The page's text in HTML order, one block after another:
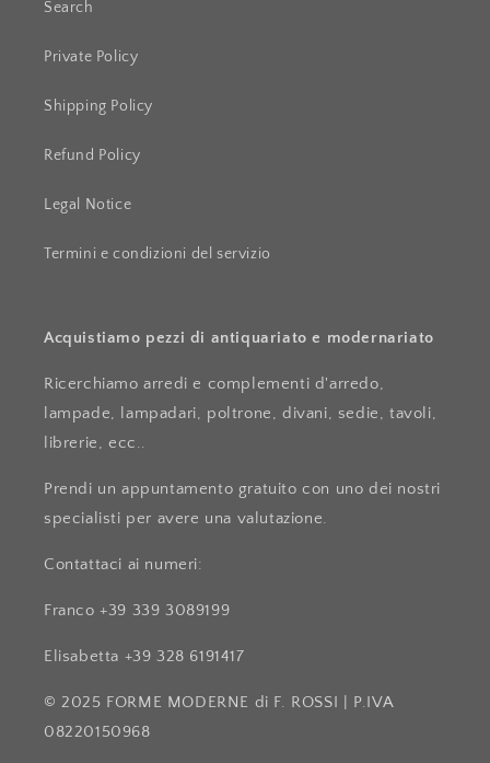
Search
Private Policy
Shipping Policy
Refund Policy
Legal Notice
Termini e condizioni del servizio
Acquistiamo pezzi di antiquariato e modernariato
Ricerchiamo arredi e complementi d'arredo,
lampade, lampadari, poltrone, divani, sedie, tavoli,
librerie, ecc..
Prendi un appuntamento gratuito con uno dei nostri
specialisti per avere una valutazione.
Contattaci ai numeri:
Franco +39 339 3089199
Elisabetta +39 328 6191417
© 2025 FORME MODERNE di F. ROSSI | P.IVA
08220150968